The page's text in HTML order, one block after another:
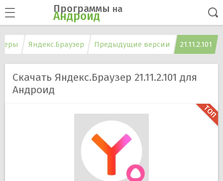
Программы на
Андроид
Яндекс.Браузер Предыдущие версии 21.11.2.101
Скачать Яндекс.Браузер 21.11.2.101 для
Андроид